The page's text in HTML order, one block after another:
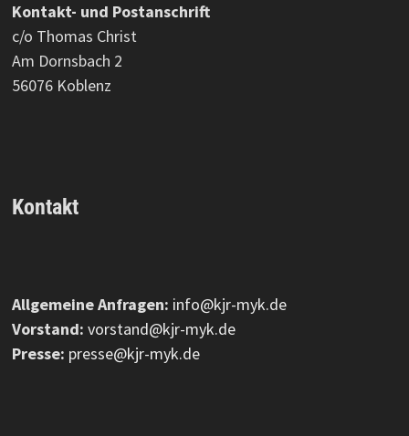
Kontakt- und Postanschrift
c/o Thomas Christ
Am Dornsbach 2
56076 Koblenz
Kontakt
Allgemeine Anfragen: info@kjr-myk.de
Vorstand: vorstand@kjr-myk.de
Presse: presse@kjr-myk.de